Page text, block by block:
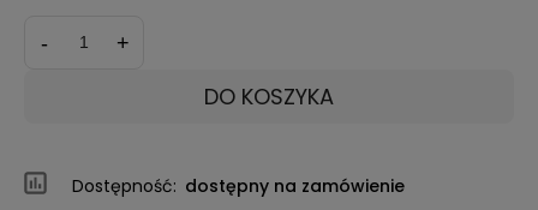
- +
DO KOSZYKA
Dostępność: dostępny na zamówienie